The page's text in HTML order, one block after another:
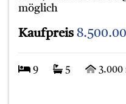
möglich
Kaufpreis
9 5 3.000